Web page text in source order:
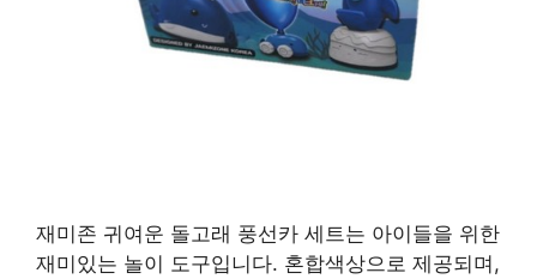
재미존 귀여운 돌고래 풍선카 세트는 아이들을 위한
재미있는 놀이 도구입니다. 혼합색상으로 제공되며,